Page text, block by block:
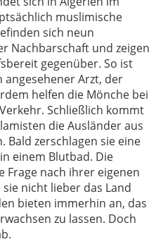
muslimische
sich neun
Nachbarschaft und zeigen
gegenüber. So ist
angesehener Arzt, der
helfen die Mönche bei
Schließlich kommt
die Ausländer aus
Bald zerschlagen sie eine
einem Blutbad. Die
Frage nach ihrer eigenen
nicht lieber das Land
bieten immerhin an, das
zu lassen. Doch